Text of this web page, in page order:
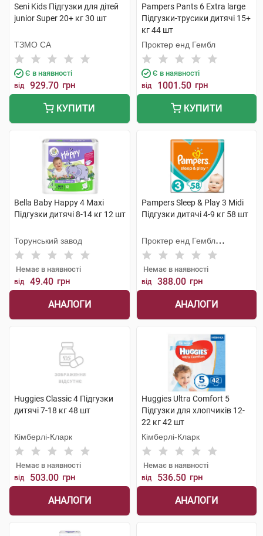
Seni Kids Підгузки для дітей
junior Super 20+ кг 30 шт
ТЗМО СА
Є в наявності
від 929.70 грн
КУПИТИ
Pampers Pants 6 Extra large
Підгузки-трусики дитячі 15+
кг 44 шт
Проктер енд Гембл
Є в наявності
від 1001.50 грн
КУПИТИ
Bella Baby Happy 4 Maxi
Підгузки дитячі 8-14 кг 12 шт
Торунський завод
Немає в наявності
від 49.40 грн
АНАЛОГИ
Pampers Sleep & Play 3 Midi
Підгузки дитячі 4-9 кг 58 шт
Проктер енд Гембл
Мануфекчурінг
Немає в наявності
від 388.00 грн
АНАЛОГИ
Huggies Classic 4 Підгузки
дитячі 7-18 кг 48 шт
Кімберлі-Кларк
Немає в наявності
від 503.00 грн
АНАЛОГИ
Huggies Ultra Comfort 5
Підгузки для хлопчиків 12-
22 кг 42 шт
Кімберлі-Кларк
Немає в наявності
від 536.50 грн
АНАЛОГИ